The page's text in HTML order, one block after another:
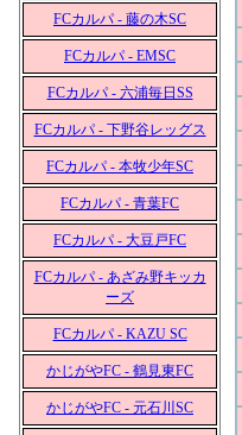
FCカルパ - 藤の木SC
FCカルパ - EMSC
FCカルパ - 六浦毎日SS
FCカルパ - 下野谷レッグス
FCカルパ - 本牧少年SC
FCカルパ - 青葉FC
FCカルパ - 大豆戸FC
FCカルパ - あざみ野キッカ
ーズ
FCカルパ - KAZU SC
かじがやFC - 鶴見東FC
かじがやFC - 元石川SC